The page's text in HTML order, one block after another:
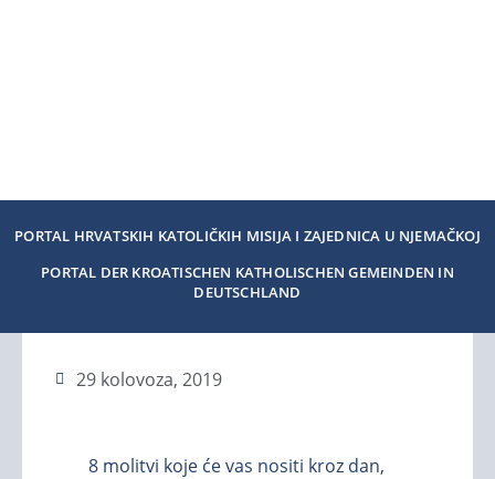
PORTAL HRVATSKIH KATOLIČKIH MISIJA I ZAJEDNICA U NJEMAČKOJ
PORTAL DER KROATISCHEN KATHOLISCHEN GEMEINDEN IN
DEUTSCHLAND
29 kolovoza, 2019
8 molitvi koje će vas nositi kroz dan,